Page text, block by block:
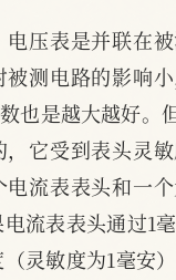
压表是并联在被
测电路的影响
也是越大越好。
它受到表头灵
流表表头和一
电流表表头通过1
灵敏度为1毫安